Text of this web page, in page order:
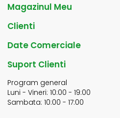
Magazinul Meu
Clienti
Date Comerciale
Suport Clienti
Program general
Luni - Vineri: 10:00 - 19:00
Sambata: 10:00 - 17:00